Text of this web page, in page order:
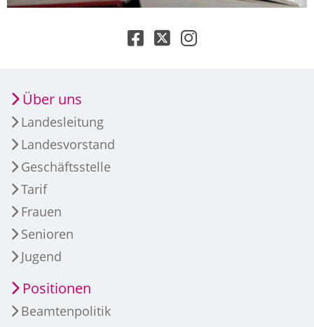
Über uns
Landesleitung
Landesvorstand
Geschäftsstelle
Tarif
Frauen
Senioren
Jugend
Positionen
Beamtenpolitik